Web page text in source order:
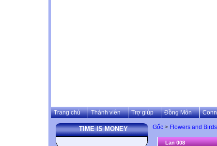
Trang chủ Thành viên Trợ giúp Đồng Môn
TIME IS MONEY Gốc > Flowers and Birds
Lan 008